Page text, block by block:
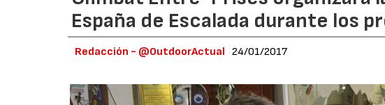
España de Escalada durante los
Redacción - @OutdoorActual 24/01/2017